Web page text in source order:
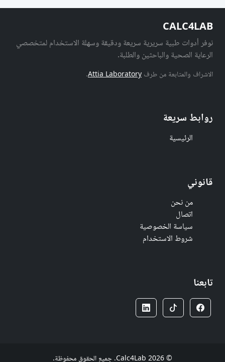
CALC4LAB
نوفر أدوات طبية سريرية سريعة ودقيقة وسهلة الاستخدام لمتخصصي
الرعاية الصحية والباحثين والطلبة.
الاشراف والمتابعة من طرف Attia Laboratory
.
روابط سريعة
الرئيسية
قانوني
من نحن
اتصال
سياسة الخصوصية
شروط الاستخدام
تابعنا
© 2026 Calc4Lab. جميع الحقوق محفوظة.